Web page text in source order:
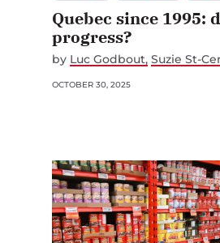
Quebec since 1995:
progress?
by Luc Godbout Suzie St-
OCTOBER 30, 2025